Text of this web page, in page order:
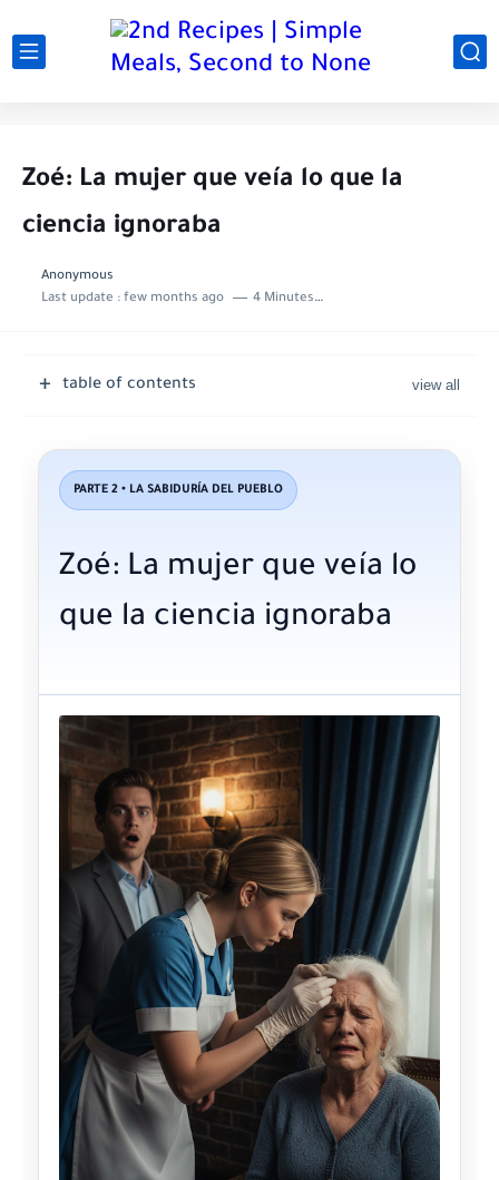
Zoé: La mujer que veía lo que la
ciencia ignoraba
Anonymous
Last update : few months ago 4 Minutes to read
table of contents
PARTE 2 • LA SABIDURÍA DEL PUEBLO
Zoé: La mujer que veía lo
que la ciencia ignoraba